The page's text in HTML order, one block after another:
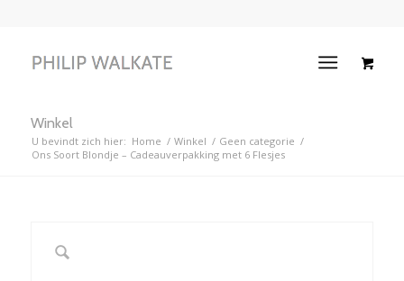
Winkel
U bevindt zich hier: Home / Winkel / Geen categorie /
Ons Soort Blondje – Cadeauverpakking met 6 Flesjes